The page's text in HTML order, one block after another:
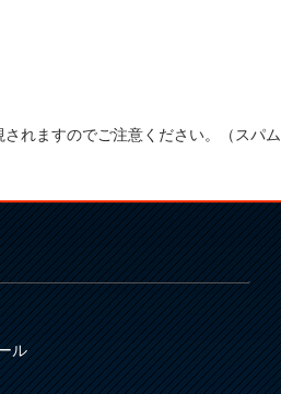
れますのでご注意ください。（スパム
ル